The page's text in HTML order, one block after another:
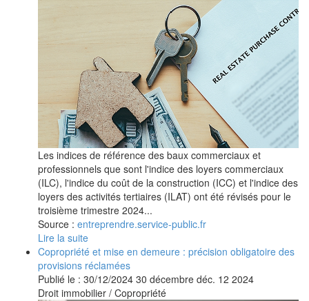
Les indices de référence des baux commerciaux et
professionnels que sont l'indice des loyers commerciaux
(ILC), l'indice du coût de la construction (ICC) et l'indice des
loyers des activités tertiaires (ILAT) ont été révisés pour le
troisième trimestre 2024...
Source : entreprendre.service-public.fr
Lire la suite
Copropriété et mise en demeure : précision obligatoire des
provisions réclamées
Publié le : 30/12/2024 30 décembre déc. 12 2024
Droit immobilier / Copropriété